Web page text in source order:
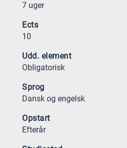
7 uger
Ects
10
Udd. element
Obligatorisk
Sprog
Dansk og engelsk
Opstart
Efterår